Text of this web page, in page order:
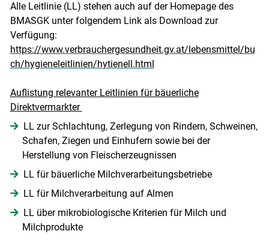
Skip to main content
Alle Leitlinie (LL) stehen auch auf der Homepage des
BMASGK unter folgendem Link als Download zur
Verfügung:
https://www.verbrauchergesundheit.gv.at/lebensmittel/bu
ch/hygieneleitlinien/hytienell.html
Auflistung relevanter Leitlinien für bäuerliche
Direktvermarkter
LL zur Schlachtung, Zerlegung von Rindern, Schweinen,
Schafen, Ziegen und Einhufern sowie bei der
Herstellung von Fleischerzeugnissen
LL für bäuerliche Milchverarbeitungsbetriebe
LL für Milchverarbeitung auf Almen
LL über mikrobiologische Kriterien für Milch und
Milchprodukte